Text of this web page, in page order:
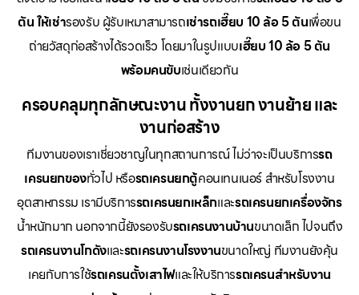
ตัน ให้เช่ารองรับ ผู้รับเหมาสามารถเช่ารถเฮี๊ยบ 10 ล้อ 5 ตันเพื่อขน
ถ่ายวัสดุก่อสร้างได้รวดเร็ว โดยมาในรูปแบบเฮี๊ยบ 10 ล้อ 5 ตัน
พร้อมคนขับเช่นเดียวกัน
ครอบคลุมทุกลักษณะงาน ทั้งงานยก งานย้าย และ
งานก่อสร้าง
ทีมงานของเราเชี่ยวชาญในทุกสถานการณ์ ไม่ว่าจะเป็นบริการรถ
เครนยกของทั่วไป หรือรถเครนยกตู้คอนเทนเนอร์ สำหรับโรงงาน
อุตสาหกรรม เรามีบริการรถเครนยกเหล็กและรถเครนยกเครื่องจักร
น้ำหนักมาก นอกจากนี้ยังรองรับรถเครนงานบ้านขนาดเล็ก ไปจนถึง
รถเครนงานโกดังและรถเครนงานโรงงานขนาดใหญ่ ทีมงานยังคุ้น
เคยกับการใช้รถเครนตั้งเสาไฟและให้บริการรถเครนสำหรับงาน